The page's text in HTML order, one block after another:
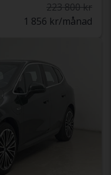
223 800 kr
1 856 kr/månad